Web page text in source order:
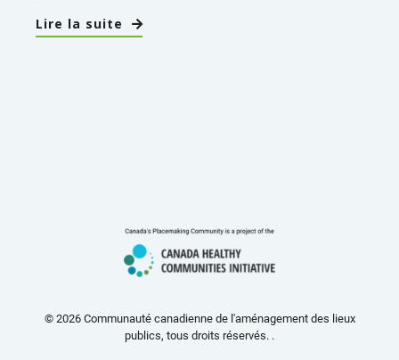
Lire la suite
© 2026 Communauté canadienne de l'aménagement des lieux
publics, tous droits réservés. .